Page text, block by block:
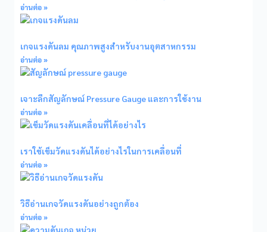
อ่านต่อ »
เกจแรงดันลม คุณภาพสูงสำหรับงานอุตสาหกรรม
อ่านต่อ »
เจาะลึกสัญลักษณ์ Pressure Gauge และการใช้งาน
อ่านต่อ »
เราใช้เข็มวัดแรงดันได้อย่างไรในการเคลื่อนที่
อ่านต่อ »
วิธีอ่านเกจวัดแรงดันอย่างถูกต้อง
อ่านต่อ »